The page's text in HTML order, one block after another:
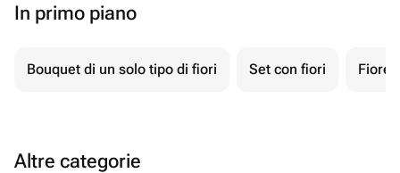
In primo piano
Bouquet di un solo tipo di fiori Set con fiori Fiore
Altre categorie